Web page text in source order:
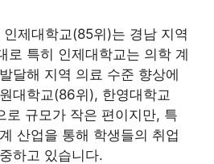
제대학교(85위)는 경남 지역
로 특히 인제대학교는 의학 계
달해 지역 의료 수준 향상에
대학교(86위), 한영대학교
로 규모가 작은 편이지만, 특
산업을 통해 학생들의 취업
하고 있습니다.